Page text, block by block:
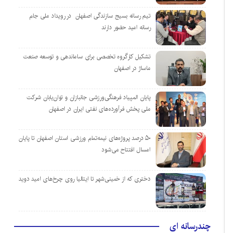
تیم رسانه بسیج سازندگی اصفهان در رویداد ملی جام
رسانه امید حضور دارند
تشکیل کارگروه تخصصی برای ساماندهی و توسعه صنعت
ماساژ در اصفهان
پایان المپیاد فرهنگی‌ورزشی جانبازان و توان‌یابان شرکت
ملی پخش فرآورده‌های نفتی ایران در اصفهان
۵۰ درصد پروژه‌های نیمه‌تمام ورزشی استان اصفهان تا پایان
امسال افتتاح می‌شود
دختری که از خمینی‌شهر تا ایتالیا روی چرخ‌های امید دوید
چندرسانه ای